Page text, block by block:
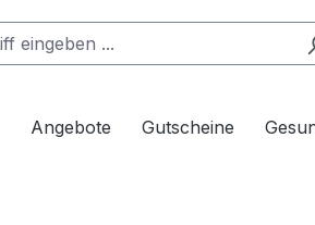
der Kategorie Klangmöbel
das Dropdown der Kategorie
oder Schließe das Dropdown der
Angebote Gutscheine